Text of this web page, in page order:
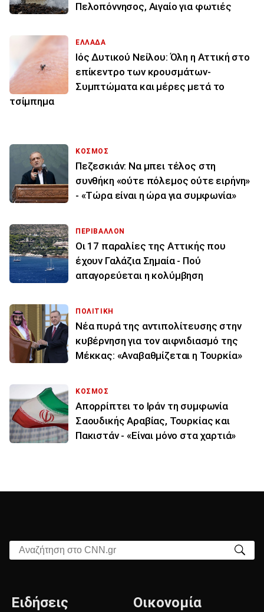
Πελοπόννησος, Αιγαίο για φωτιές
ΕΛΛΑΔΑ
Ιός Δυτικού Νείλου: Όλη η Αττική στο
επίκεντρο των κρουσμάτων-
Συμπτώματα και μέρες μετά το
τσίμπημα
ΚΟΣΜΟΣ
Πεζεσκιάν: Να μπει τέλος στη
συνθήκη «ούτε πόλεμος ούτε ειρήνη»
- «Τώρα είναι η ώρα για συμφωνία»
ΠΕΡΙΒΑΛΛΟΝ
Οι 17 παραλίες της Αττικής που
έχουν Γαλάζια Σημαία - Πού
απαγορεύεται η κολύμβηση
ΠΟΛΙΤΙΚΗ
Νέα πυρά της αντιπολίτευσης στην
κυβέρνηση για τον αιφνιδιασμό της
Μέκκας: «Αναβαθμίζεται η Τουρκία»
ΚΟΣΜΟΣ
Απορρίπτει το Ιράν τη συμφωνία
Σαουδικής Αραβίας, Τουρκίας και
Πακιστάν - «Είναι μόνο στα χαρτιά»
Αναζήτηση στο CNN.gr
Ειδήσεις Οικονομία